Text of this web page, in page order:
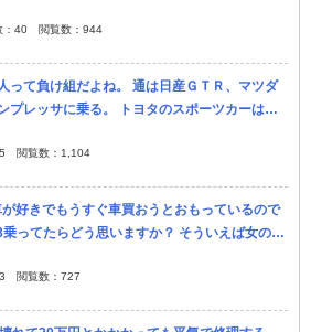
かマーチとかスイフトスポーツとかGRヤリス
40 閲覧数： 944
って負け組だよね。 通は日産ＧＴＲ、マツダ
プレッサに乗る。 トヨタのスポーツカーはし
閲覧数： 1,104
好きでもうすぐ車買おうとおもっているので
ってたらどう思いますか？ そういえば女の子
も見たことないなぁ…と思い、ふと気にな...
閲覧数： 727